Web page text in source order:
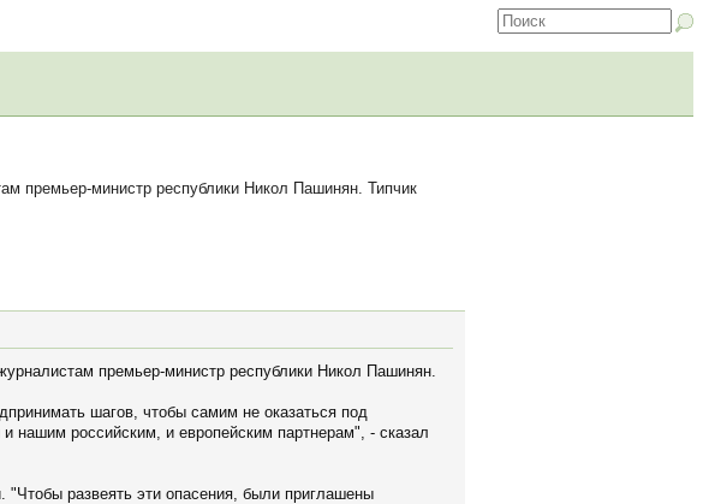
премьер-министр республики Никол Пашинян. Типчик
премьер-министр республики Никол Пашинян.
шагов, чтобы самим не оказаться под
нашим российским, и европейским партнерам", - сказал
развеять эти опасения, были приглашены